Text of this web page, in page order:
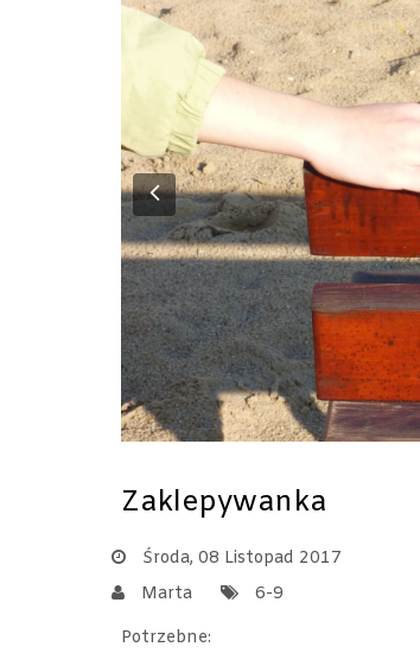
Previous
Zaklepywanka
Środa, 08 Listopad 2017
Marta
6-9
Potrzebne: